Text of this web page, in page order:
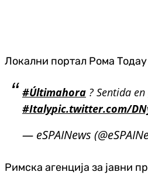
Локални портал Рома Тодаy
#Últimahora ? Sentida en
#Italypic.twitter.com/
— eSPAINews
Римска агенција за јавни